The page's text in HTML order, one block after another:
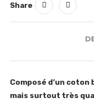
Share
Composé d’un
mais surtout très